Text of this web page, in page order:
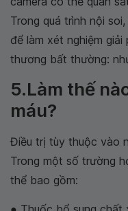
Trong quá trình nội
để làm xét nghiệm
thương bất thường:
5.Làm thế
máu?
Điều trị tùy thuộc vào
Trong một số trường
thể bao gồm: